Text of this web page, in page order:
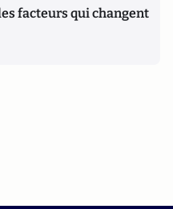
facteurs qui changent